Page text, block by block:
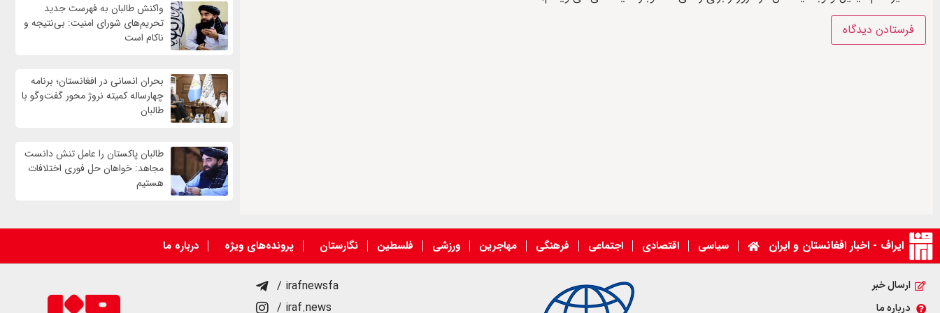
واكنش طالبان به فهرست جدید
تحریم‌های شورای امنیت: بی‌نتیجه و
ناکام است
بحران انسانی در افغانستان؛ برنامه
چهار‌ساله کمیته نروژ محور گفت‌وگو با
طالبان
طالبان پاکستان را عامل تنش دانست
مجاهد: خواهان حل فوری اختلافات
هستیم
ایراف - اخبار افغانستان و ایران سیاسی اقتصادی اجتماعی فرهنگی مهاجرین ورزشی فلسطین نگارستان پرونده‌های ویژه درباره ما
ارسال خبر
درباره ما
/ irafnewsfa
/ iraf.news